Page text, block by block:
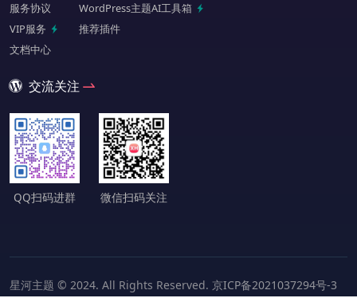
服务协议
VIP服务
文档中心
WordPress主题
推荐插件
AI工具箱
交流关注
QQ扫码进群 微信扫码关注
星河主题 © 2024. All Rights Reserved. 京ICP备2021037294号-3